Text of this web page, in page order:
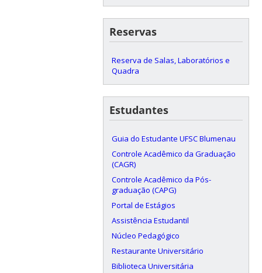
Reservas
Reserva de Salas, Laboratórios e
Quadra
Estudantes
Guia do Estudante UFSC Blumenau
Controle Acadêmico da Graduação
(CAGR)
Controle Acadêmico da Pós-
graduação (CAPG)
Portal de Estágios
Assistência Estudantil
Núcleo Pedagógico
Restaurante Universitário
Biblioteca Universitária